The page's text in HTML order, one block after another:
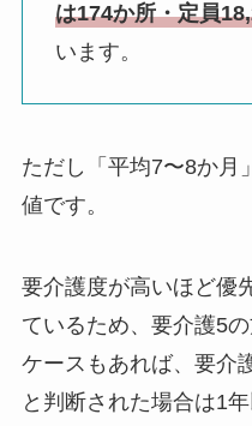
は174か所・定員
います。
ただし「平均7〜8か月
値です。
要介護度が高いほど優
ているため、要介護5
ケースもあれば、要介
と判断された場合は1